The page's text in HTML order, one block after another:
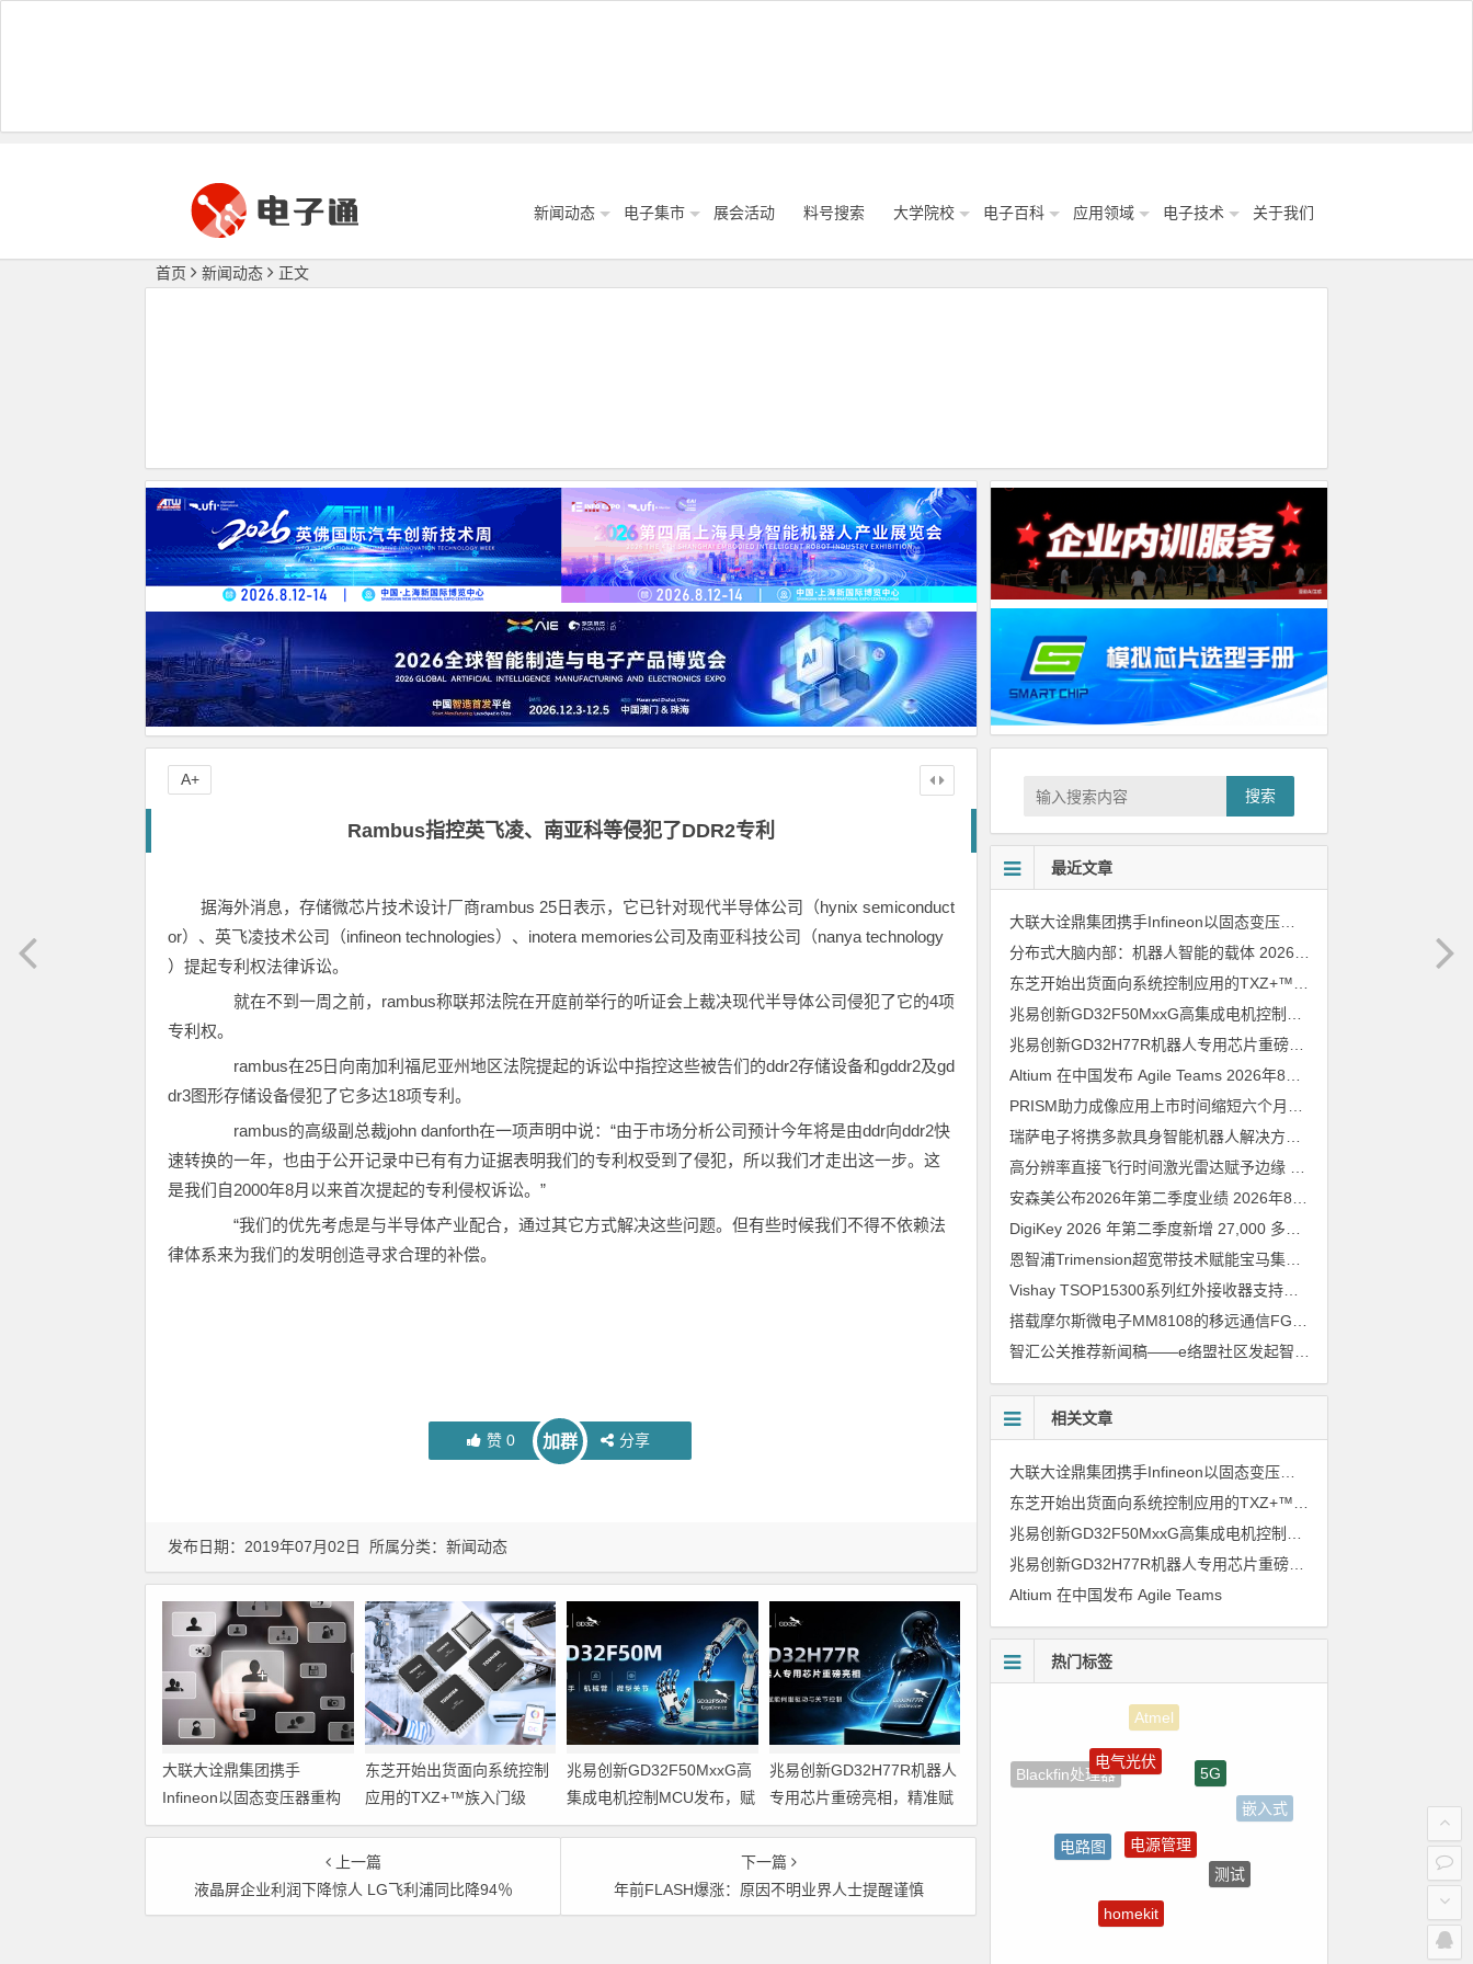
新闻动态 电子集市 展会活动 料号搜索 大学院校 电子百科 应用领域 电子技术 关于我们
首页 新闻动态 正文
Rambus指控英飞凌、南亚科等侵犯了DDR2专利
据海外消息，存储微芯片技术设计厂商rambus 25日表示，它已针对现代半导体公司（hynix semiconduct
or）、英飞凌技术公司（infineon technologies）、inotera memories公司及南亚科技公司（nanya technology
）提起专利权法律诉讼。
就在不到一周之前，rambus称联邦法院在开庭前举行的听证会上裁决现代半导体公司侵犯了它的4项
专利权。
rambus在25日向南加利福尼亚州地区法院提起的诉讼中指控这些被告们的ddr2存储设备和gddr2及gd
dr3图形存储设备侵犯了它多达18项专利。
rambus的高级副总裁john danforth在一项声明中说：“由于市场分析公司预计今年将是由ddr向ddr2快
速转换的一年，也由于公开记录中已有有力证据表明我们的专利权受到了侵犯，所以我们才走出这一步。这
是我们自2000年8月以来首次提起的专利侵权诉讼。”
“我们的优先考虑是与半导体产业配合，通过其它方式解决这些问题。但有些时候我们不得不依赖法
律体系来为我们的发明创造寻求合理的补偿。
赞0 加群 分享
A+
发布日期：2019年07月02日 所属分类： 新闻动态
大联大诠鼎集团携手
Infineon以固态变压器重构
配电效率新标杆
东芝开始出货面向系统控制
应用的TXZ+™族入门级
M4V组（搭载Arm
Cortex‑M4内核的标准微控
制器）工程样品
兆易创新GD32F50MxxG高
集成电机控制MCU发布，赋
能人形机器人关节驱动革新
兆易创新GD32H77R机器人
专用芯片重磅亮相，精准赋
能伺服驱动与关节控制
上一篇
液晶屏企业利润下降惊人 LG飞利浦同比降94％
下一篇
年前FLASH爆涨：原因不明业界人士提醒谨慎
搜索
最近文章
大联大诠鼎集团携手Infineon以固态变压器重构配电效率新标杆
分布式大脑内部：机器人智能的载体 2026年8月6日
兆易创新GD32H77R机器人专用芯片重磅亮相，精准赋能伺服驱动与关节控制
Altium 在中国发布 Agile Teams 2026年8月6日
安森美公布2026年第二季度业绩 2026年8月6日
恩智浦Trimension超宽带技术赋能宝马集团Digital Key Plus及生命体存在检测功能
Vishay TSOP15300系列红外接收器支持所有主流遥控代码
相关文章
大联大诠鼎集团携手Infineon以固态变压器重构配电效率新标杆
兆易创新GD32H77R机器人专用芯片重磅亮相，精准赋能伺服驱动与关节控制
Altium 在中国发布 Agile Teams
热门标签
Blackfin处理器
嵌入式
测试
homekit